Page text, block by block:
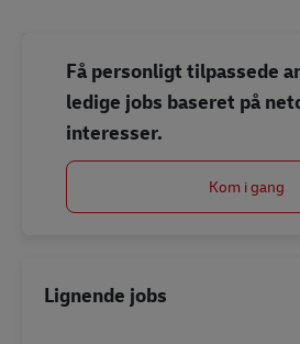
Få personligt tilpassede
ledige jobs baseret på
interesser.
Kom i gang
Lignende jobs